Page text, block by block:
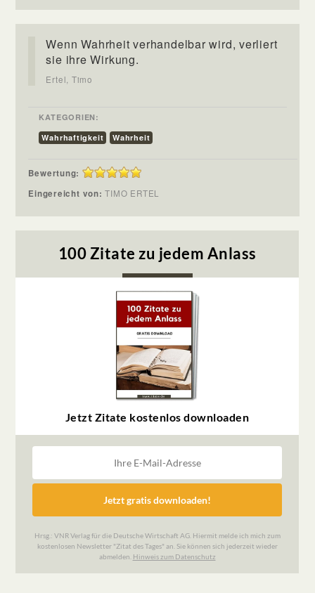
Wenn Wahrheit verhandelbar wird, verliert
sie ihre Wirkung.
Ertel, Timo
KATEGORIEN:
Wahrhaftigkeit
Wahrheit
Bewertung:
Eingereicht von:TIMO ERTEL